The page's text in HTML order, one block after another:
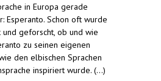
in Europa gerade
Esperanto. Schon oft wurde
geforscht, ob und wie
zu seinen eigenen
den elbischen Sprachen
inspiriert wurde. (...)